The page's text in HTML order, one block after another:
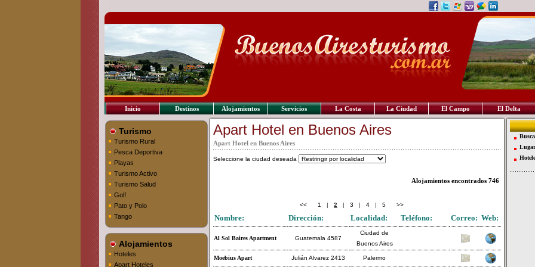
Inicio Destinos Alojamientos Servicios La Costa La Ciudad El Campo El Delta
Turismo
Turismo Rural
Pesca Deportiva
Playas
Turismo Activo
Turismo Salud
Golf
Pato y Polo
Tango
Alojamientos
Hoteles
Apart Hoteles
Apart Hotel en Buenos Aires
Apart Hotel en Buenos Aires
Seleccione la ciudad deseada
Alojamientos encontrados 746
<< 1 | 2 | 3 | 4 | 5 >>
Nombre: Dirección: Localidad: Teléfono: Correo: Web:
Al Sol Baires Apartment Guatemala 4587
Ciudad de
Buenos Aires
Moebius Apart Julián Alvarez 2413 Palermo